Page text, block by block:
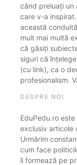
când preluați un
care v-a
această
mult mai multă
că găsiți
siguri că
(cu link), ca o
profesionalism.
DESPRE NOI
EduPedu.ro
exclusiv articole
Urmărim
cum face
îi formează pe